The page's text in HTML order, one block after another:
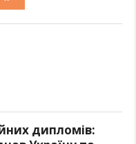
дипломів: